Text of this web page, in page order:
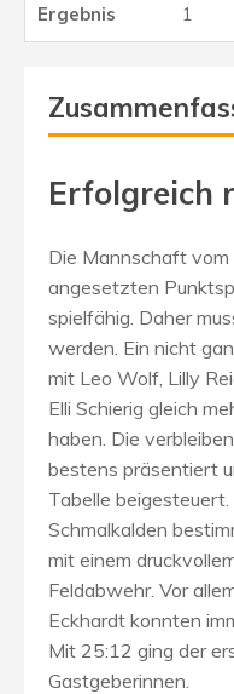
1
Erfolgreich
Die Mannschaft
angesetzten
spielfähig. Daher
werden. Ein nicht
mit Leo Wolf, Lilly
Elli Schierig gleich
haben. Die
bestens präsentiert
Tabelle beigesteuert.
Schmalkalden
mit einem
Feldabwehr. Vor
Eckhardt konnten
Mit 25:12 ging der
Gastgeberinnen.